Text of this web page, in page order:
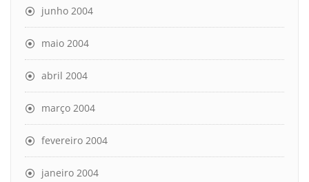
junho 2004
maio 2004
abril 2004
março 2004
fevereiro 2004
janeiro 2004